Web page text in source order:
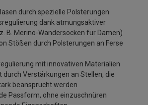
durch spezielle Polsterungen
dank atmungsaktiver
B. Merino-Wandersocken für Damen)
Stößen durch Polsterungen an Ferse
mit innovativen Materialien
durch Verstärkungen an Stellen, die
beansprucht werden
Passform, ohne einzuschnüren